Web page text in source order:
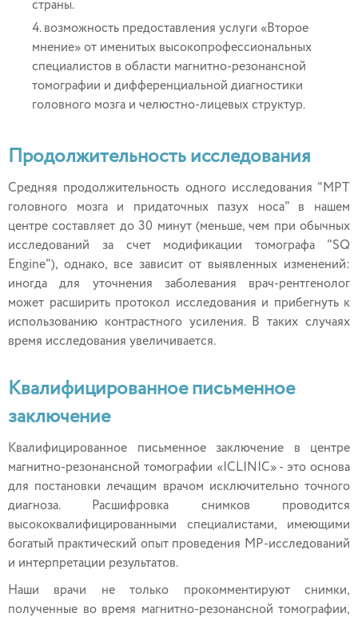
страны.
возможность предоставления услуги «Второе
мнение» от именитых высокопрофессиональных
специалистов в области магнитно-резонансной
томографии и дифференциальной диагностики
головного мозга и челюстно-лицевых структур.
Продолжительность исследования
Средняя продолжительность одного исследования "МРТ
головного мозга и придаточных пазух носа" в нашем
центре составляет до 30 минут (меньше, чем при обычных
исследований за счет модификации томографа "SQ
Engine"), однако, все зависит от выявленных изменений:
иногда для уточнения заболевания врач-рентгенолог
может расширить протокол исследования и прибегнуть к
использованию контрастного усиления. В таких случаях
время исследования увеличивается.
Квалифицированное письменное
заключение
Квалифицированное письменное заключение в центре
магнитно-резонансной томографии «ICLINIC» - это основа
для постановки лечащим врачом исключительно точного
диагноза. Расшифровка снимков проводится
высококвалифицированными специалистами, имеющими
богатый практический опыт проведения МР-исследований
и интерпретации результатов.
Наши врачи не только прокомментируют снимки,
полученные во время магнитно-резонансной томографии,